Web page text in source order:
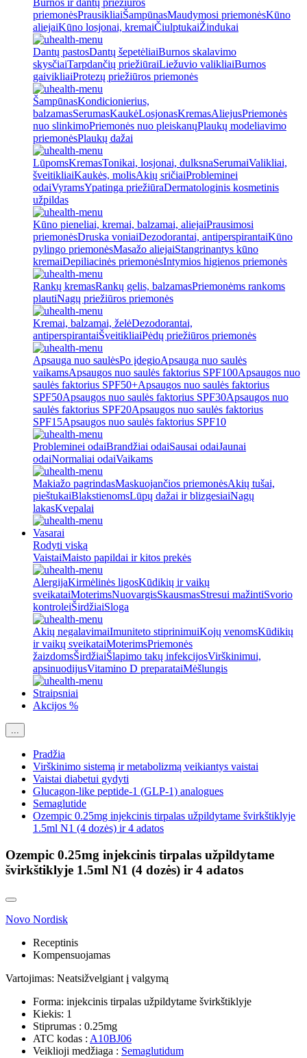
Burnos ir dantų priežiūros
priemonėsPrausikliaiŠampūnasMaudymosi priemonėsKūno
aliejaiKūno losjonai, kremaiČiulptukaiŽindukai
Dantų pastosDantų šepetėliaiBurnos skalavimo
skysčiaiTarpdančių priežiūraiLiežuvio valikliaiBurnos
gaivikliaiProtezų priežiūros priemonės
ŠampūnasKondicionierius,
balzamasSerumasKaukėLosjonasKremasAliejusPriemonės
nuo slinkimoPriemonės nuo pleiskanųPlaukų modeliavimo
priemonėsPlaukų dažai
LūpomsKremasTonikai, losjonai, dulksnaSerumaiValikliai,
šveitikliaiKaukės, molisAkių sričiaiProbleminei
odaiVyramsYpatinga priežiūraDermatologinis kosmetinis
užpildas
Kūno pieneliai, kremai, balzamai, aliejaiPrausimosi
priemonėsDruska voniaiDezodorantai, antiperspirantaiKūno
pylingo priemonėsMasažo aliejaiStangrinantys kūno
kremaiDepiliacinės priemonėsIntymios higienos priemonės
Rankų kremasRankų gelis, balzamasPriemonėms rankoms
plautiNagų priežiūros priemonės
Kremai, balzamai, želėDezodorantai,
antiperspirantaiŠveitikliaiPėdų priežiūros priemonės
Apsauga nuo saulėsPo įdegioApsauga nuo saulės
vaikamsApsaugos nuo saulės faktorius SPF100Apsaugos nuo
saulės faktorius SPF50+Apsaugos nuo saulės faktorius
SPF50Apsaugos nuo saulės faktorius SPF30Apsaugos nuo
saulės faktorius SPF20Apsaugos nuo saulės faktorius
SPF15Apsaugos nuo saulės faktorius SPF10
Probleminei odaiBrandžiai odaiSausai odaiJaunai
odaiNormaliai odaiVaikams
Makiažo pagrindasMaskuojančios priemonėsAkių tušai,
pieštukaiBlakstienomsLūpų dažai ir blizgesiaiNagų
lakasKvepalai
Vasarai
Rodyti viską
VaistaiMaisto papildai ir kitos prekės
AlergijaKirmėlinės ligosKūdikių ir vaikų
sveikataiMoterimsNuovargisSkausmasStresui mažintiSvorio
kontroleiŠirdžiaiSloga
Akių negalavimaiImuniteto stiprinimuiKojų venomsKūdikių
ir vaikų sveikataiMoterimsPriemonės
žaizdomsŠirdžiaiŠlapimo takų infekcijosVirškinimui,
apsinuodijusVitamino D preparataiMėšlungis
Straipsniai
Akcijos %
...
Pradžia
Virškinimo sistemą ir metabolizmą veikiantys vaistai
Vaistai diabetui gydyti
Glucagon-like peptide-1 (GLP-1) analogues
Semaglutide
Ozempic 0.25mg injekcinis tirpalas užpildytame švirkštiklyje
1.5ml N1 (4 dozės) ir 4 adatos
Ozempic 0.25mg injekcinis tirpalas užpildytame
švirkštiklyje 1.5ml N1 (4 dozės) ir 4 adatos
Novo Nordisk
Receptinis
Kompensuojamas
Vartojimas: Neatsižvelgiant į valgymą
Forma: injekcinis tirpalas užpildytame švirkštiklyje
Kiekis: 1
Stiprumas : 0.25mg
ATC kodas : A10BJ06
Veiklioji medžiaga : Semaglutidum